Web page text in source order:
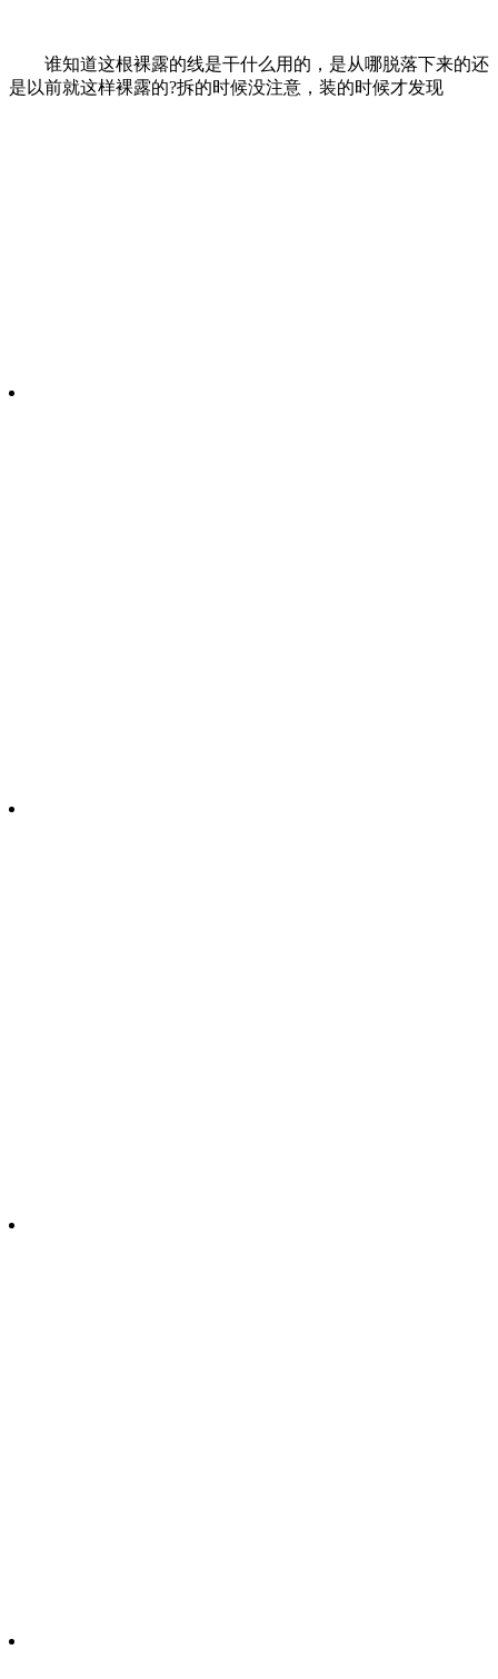
谁知道这根裸露的线是干什么用的，是从哪脱落下来的还
是以前就这样裸露的?拆的时候没注意，装的时候才发现